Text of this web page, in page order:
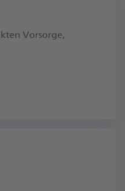
Vorsorge,